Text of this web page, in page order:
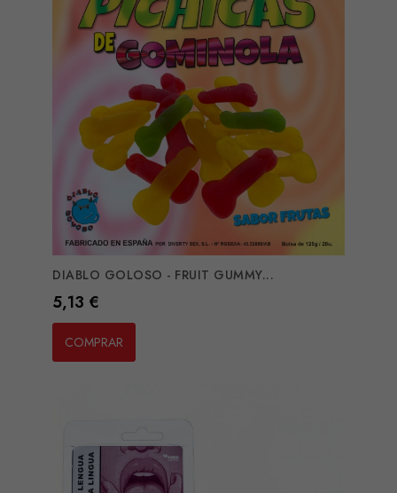
DIABLO GOLOSO - FRUIT GUMMY...
Preço
5,13 €
COMPRAR